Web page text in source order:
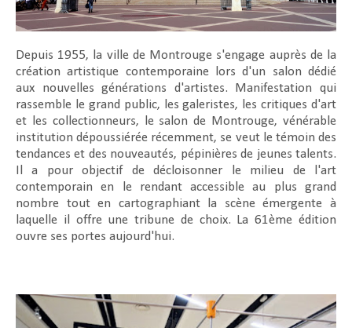
Depuis 1955, la ville de Montrouge s'engage auprès de la
création artistique contemporaine lors d'un salon dédié
aux nouvelles générations d'artistes. Manifestation qui
rassemble le grand public, les galeristes, les critiques d'art
et les collectionneurs, le salon de Montrouge, vénérable
institution dépoussiérée récemment, se veut le témoin des
tendances et des nouveautés, pépinières de jeunes talents.
Il a pour objectif de décloisonner le milieu de l'art
contemporain en le rendant accessible au plus grand
nombre tout en cartographiant la scène émergente à
laquelle il offre une tribune de choix. La 61ème édition
ouvre ses portes aujourd'hui.